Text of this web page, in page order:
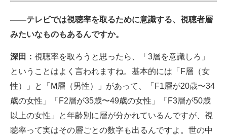
――テレビでは視聴率を取るために意識する、視聴者層
みたいなものもあるんですか。
深田： 視聴率を取ろうと思ったら、「3層を意識しろ」
ということはよく言われますね。基本的には「F層（女
性）」と「M層（男性）」があって、「F1層が20歳〜34
歳の女性」「F2層が35歳〜49歳の女性」「F3層が50歳
以上の女性」と年齢別に層が分かれているんですが、視
聴率って実はその層ごとの数字も出るんですよ。世の中